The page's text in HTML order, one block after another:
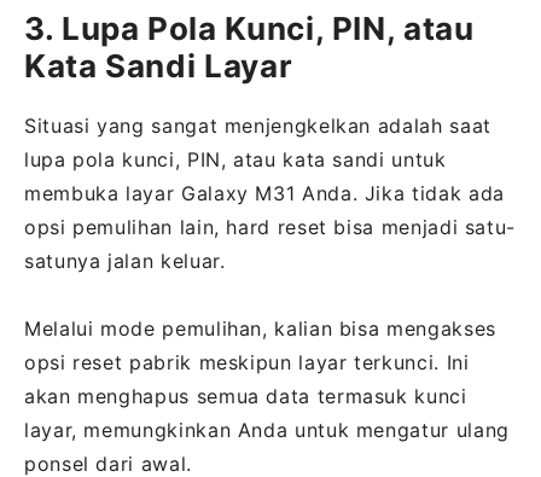
3. Lupa Pola Kunci, PIN, atau
Kata Sandi Layar
Situasi yang sangat menjengkelkan adalah saat
lupa pola kunci, PIN, atau kata sandi untuk
membuka layar Galaxy M31 Anda. Jika tidak ada
opsi pemulihan lain, hard reset bisa menjadi satu-
satunya jalan keluar.
Melalui mode pemulihan, kalian bisa mengakses
opsi reset pabrik meskipun layar terkunci. Ini
akan menghapus semua data termasuk kunci
layar, memungkinkan Anda untuk mengatur ulang
ponsel dari awal.